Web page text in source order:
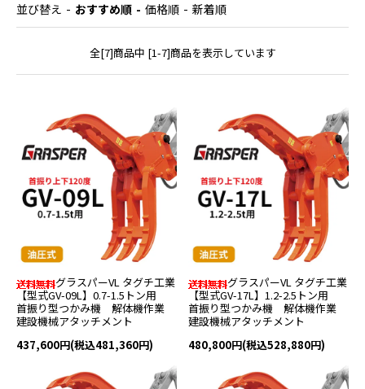
並び替え おすすめ順 価格順 新着順
全[7]商品中 [1-7]商品を表示しています
グラスパーVL タグチ工業
【型式GV-09L】0.7-1.5トン用
首振り型つかみ機 解体機作業
建設機械アタッチメント
437,600円(税込481,360円)
グラスパーVL タグチ工業
【型式GV-17L】1.2-2.5トン用
首振り型つかみ機 解体機作業
建設機械アタッチメント
480,800円(税込528,880円)